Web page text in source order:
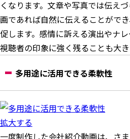
くなります。文章や写真では伝え
画であれば自然に伝えることがで
促します。感情に訴える演出やナレ
視聴者の印象に強く残ることも大き
多用途に活用できる柔軟性
拡大する
一度制作した会社紹介動画は、さ